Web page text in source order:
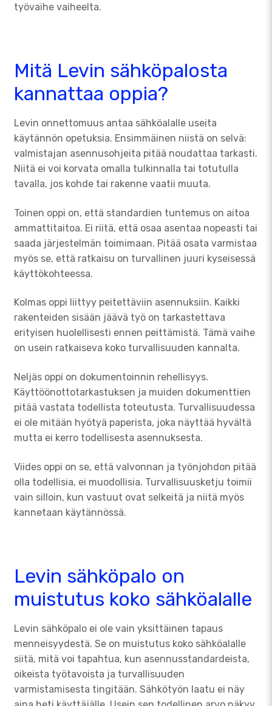
työvaihe vaiheelta.
Mitä Levin sähköpalosta
kannattaa oppia?
Levin onnettomuus antaa sähköalalle useita
käytännön opetuksia. Ensimmäinen niistä on selvä:
valmistajan asennusohjeita pitää noudattaa tarkasti.
Niitä ei voi korvata omalla tulkinnalla tai totutulla
tavalla, jos kohde tai rakenne vaatii muuta.
Toinen oppi on, että standardien tuntemus on aitoa
ammattitaitoa. Ei riitä, että osaa asentaa nopeasti tai
saada järjestelmän toimimaan. Pitää osata varmistaa
myös se, että ratkaisu on turvallinen juuri kyseisessä
käyttökohteessa.
Kolmas oppi liittyy peitettäviin asennuksiin. Kaikki
rakenteiden sisään jäävä työ on tarkastettava
erityisen huolellisesti ennen peittämistä. Tämä vaihe
on usein ratkaiseva koko turvallisuuden kannalta.
Neljäs oppi on dokumentoinnin rehellisyys.
Käyttöönottotarkastuksen ja muiden dokumenttien
pitää vastata todellista toteutusta. Turvallisuudessa
ei ole mitään hyötyä paperista, joka näyttää hyvältä
mutta ei kerro todellisesta asennuksesta.
Viides oppi on se, että valvonnan ja työnjohdon pitää
olla todellisia, ei muodollisia. Turvallisuusketju toimii
vain silloin, kun vastuut ovat selkeitä ja niitä myös
kannetaan käytännössä.
Levin sähköpalo on
muistutus koko sähköalalle
Levin sähköpalo ei ole vain yksittäinen tapaus
menneisyydestä. Se on muistutus koko sähköalalle
siitä, mitä voi tapahtua, kun asennusstandardeista,
oikeista työtavoista ja turvallisuuden
varmistamisesta tingitään. Sähkötyön laatu ei näy